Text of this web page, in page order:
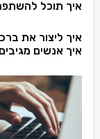
איך תוכל
איך ליצור את
איך אנשים